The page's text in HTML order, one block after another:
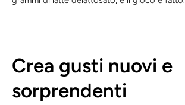
Crea gusti nuovi e
sorprendenti